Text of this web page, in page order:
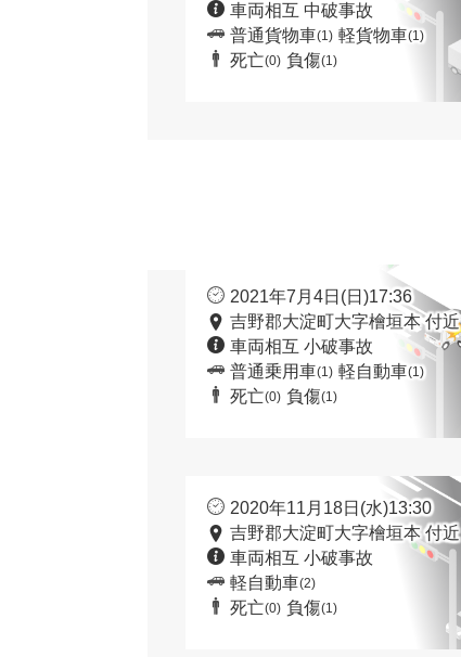
車両相互 中破事故
普通貨物車(1) 軽貨物車(1)
死亡(0) 負傷(1)
2021年7月4日(日)17:36
吉野郡大淀町大字檜垣本 付近
車両相互 小破事故
普通乗用車(1) 軽自動車(1)
死亡(0) 負傷(1)
2020年11月18日(水)13:30
吉野郡大淀町大字檜垣本 付近
車両相互 小破事故
軽自動車(2)
死亡(0) 負傷(1)